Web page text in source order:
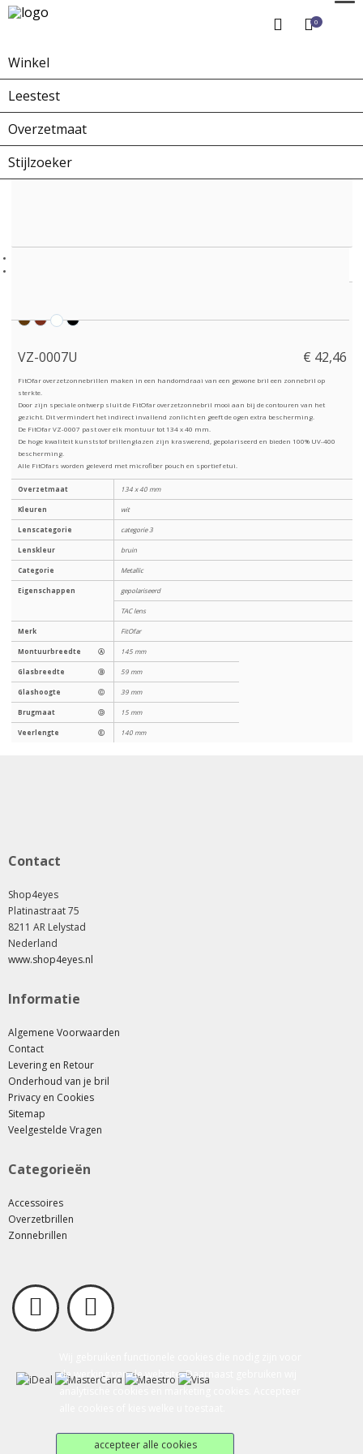
de werking van de website. Daarnaast gebruiken wij
accepteer alle cookies
0
Winkel
Leestest
Overzetmaat
Stijlzoeker
Home Winkel
VZ-0007U € 42,46
FitOfar overzetzonnebrillen maken in een handomdraai van een gewone bril een zonnebril op
sterkte.
Door zijn speciale ontwerp sluit de FitOfar overzetzonnebril mooi aan bij de contouren van het
gezicht. Dit vermindert het indirect invallend zonlicht en geeft de ogen extra bescherming.
De FitOfar VZ-0007 past over elk montuur tot 134 x 40 mm.
De hoge kwaliteit kunststof brillenglazen zijn kraswerend, gepolariseerd en bieden 100% UV-400
bescherming.
Alle FitOfars worden geleverd met microfiber pouch en sportief etui.
Overzetmaat 134 x 40 mm
Kleuren wit
Lenscategorie categorie 3
Lenskleur bruin
Categorie Metallic
Eigenschappen gepolariseerd
TAC lens
Merk FitOfar
Montuurbreedte Ⓐ 145 mm
Glasbreedte Ⓑ 59 mm
Glashoogte Ⓒ 39 mm
Brugmaat Ⓓ 15 mm
Veerlengte Ⓔ 140 mm
Contact
Shop4eyes
Platinastraat 75
8211 AR Lelystad
Nederland
www.shop4eyes.nl
Informatie
Algemene Voorwaarden
Contact
Levering en Retour
Onderhoud van je bril
Privacy en Cookies
Sitemap
Veelgestelde Vragen
Categorieën
Accessoires
Overzetbrillen
Zonnebrillen